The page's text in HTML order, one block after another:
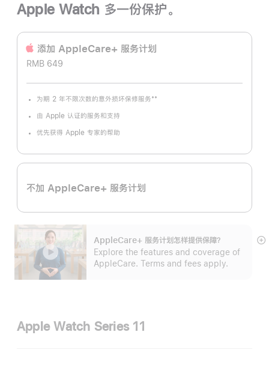
Apple Watch 多一份保护。
添加 AppleCare+ 服务计‍划
RMB 649
为期 2 年不限次数的意外损坏保修服务
注
**
由 Apple 认证的服务和支持
优先获得 Apple 专家的帮助
不加 AppleCare+ 服务计划
AppleCare+ 服务计划怎样提供保⁠障？
Explore the features and coverage of
AppleCare. Terms and fees apply.
展
Apple Watch Series 11